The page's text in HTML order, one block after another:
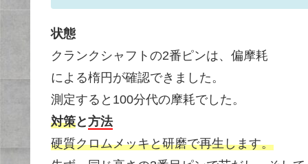
状態
クランクシャフトの2番ピンは、偏摩耗
による楕円が確認できました。
測定すると100分代の摩耗でした。
対策と方法
硬質クロムメッキと研磨で再生します。